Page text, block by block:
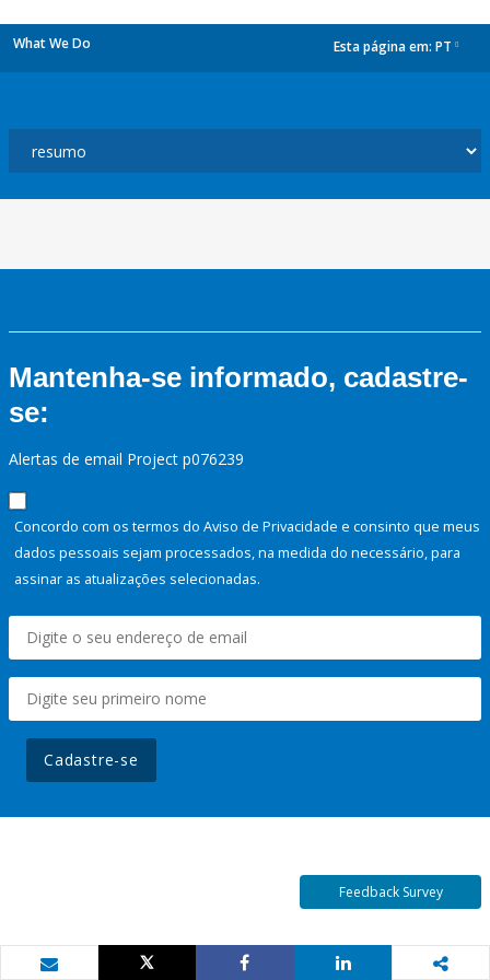
What We Do Esta página em: PT
Mantenha-se informado, cadastre-
se:
Alertas de email Project p076239
Concordo com os termos do Aviso de Privacidade e consinto que meus
dados pessoais sejam processados, na medida do necessário, para
assinar as atualizações selecionadas.
Cadastre-se
Feedback Survey